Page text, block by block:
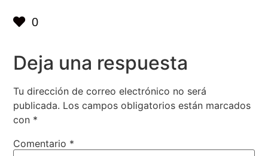
0
Deja una respuesta
Tu dirección de correo electrónico no será
publicada. Los campos obligatorios están marcados
con *
Comentario *